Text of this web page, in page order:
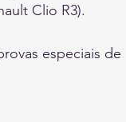
Clio R3).
especiais de